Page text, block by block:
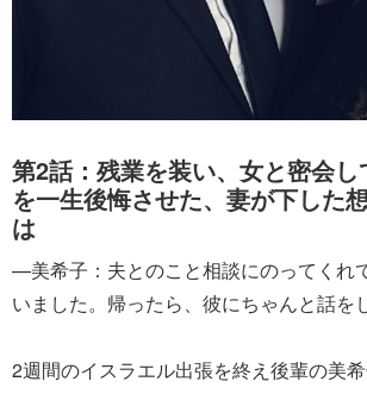
第2話：残業を装い、女と密会
を一生後悔させた、妻が下した
は
—美希子：夫とのこと相談にのってくれ
いました。帰ったら、彼にちゃんと話を
2週間のイスラエル出張を終え後輩の美